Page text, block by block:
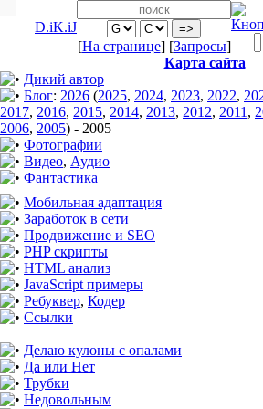
D.iK.iJ
[На странице] [Запросы]
Карта сайта
Дикий автор
Блог: 2026 (2025, 2024, 2023, 2022,
2017, 2016, 2015, 2014, 2013, 2012, 2011 ,
2006, 2005) - 2005
Фотографии
Видео, Аудио
Фантастика
Мобильная адаптация
Заработок в сети
Продвижение и SEO
PHP скрипты
HTML анализ
JavaScript примеры
Ребуквер, Кодер
Ссылки
Делаю кулоны с опалами
Да или Нет
Трубки
Недовольным